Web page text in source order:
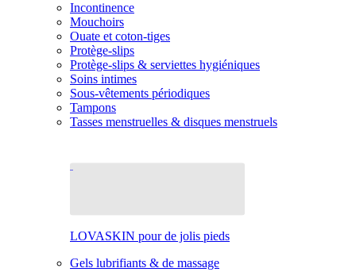
Incontinence
Mouchoirs
Ouate et coton-tiges
Protège-slips
Protège-slips & serviettes hygiéniques
Soins intimes
Sous-vêtements périodiques
Tampons
Tasses menstruelles & disques menstruels
LOVASKIN pour de jolis pieds
Gels lubrifiants & de massage